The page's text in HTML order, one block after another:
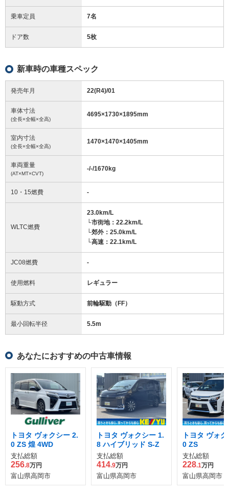
乗車定員 7名
ドア数 5枚
新車時の車種スペック
発売年月 22(R4)/01
車体寸法
(全長×全幅×全高)
4695×1730×1895mm
室内寸法
(全長×全幅×全高)
1470×1470×1405mm
車両重量
(AT×MT×CVT)
-/-/1670kg
10・15燃費 -
WLTC燃費
23.0km/L
└市街地：22.2km/L
└郊外：25.0km/L
└高速：22.1km/L
JC08燃費 -
使用燃料 レギュラー
駆動方式 前輪駆動（FF）
最小回転半径 5.5m
あなたにおすすめの中古車情報
トヨタ ヴォクシー 2.
0 ZS 煌 4WD
支払総額
256.8万円
富山県高岡市
トヨタ ヴォクシー 1.
8 ハイブリッド S-Z
支払総額
414.9万円
富山県高岡市
トヨタ ヴォ
0 ZS
支払総額
228.1万円
富山県高岡市